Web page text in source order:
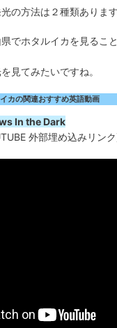
の方法は２種類あります
でホタルイカを見るこ
見てみたいですね。
イカの関連おすすめ英語動画
In the Dark
外部埋め込みリン